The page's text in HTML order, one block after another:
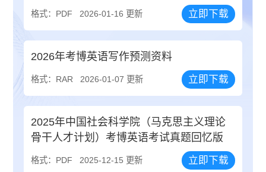
格式：PDF 2026-01-16 更新 立即下载
2026年考博英语写作预测资料
格式：RAR 2026-01-07 更新 立即下载
2025年中国社会科学院（马克思主义理论
骨干人才计划）考博英语考试真题回忆版
格式：PDF 2025-12-15 更新 立即下载